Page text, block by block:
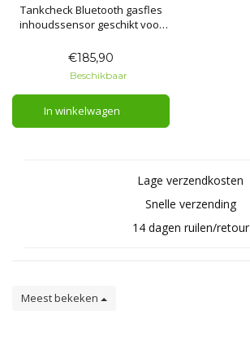
Tankcheck Bluetooth gasfles
inhoudssensor geschikt voor
€185,90
Beschikbaar
In winkelwagen
Lage verzendkosten
Snelle verzending
14 dagen ruilen/retour
Meest bekeken